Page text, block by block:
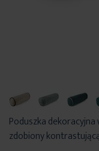
Poduszka
zdobiony